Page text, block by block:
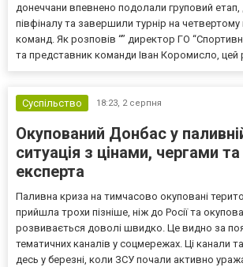
донеччани впевнено подолали груповий
півфіналу та завершили турнір на четвертому
команд. Як розповів “” директор ГО
та представник команди Іван Коромисло, цей
Суспільство 18:23, 2 серпня
Окупований Донбас у
ситуація з цінами, чергами
експерта
Паливна криза на тимчасово окуповані
прийшла трохи пізніше, ніж до Росії та
розвивається доволі швидко. Це видно за
тематичних каналів у соцмережах. Ці канали
десь у березні, коли ЗСУ почали активно